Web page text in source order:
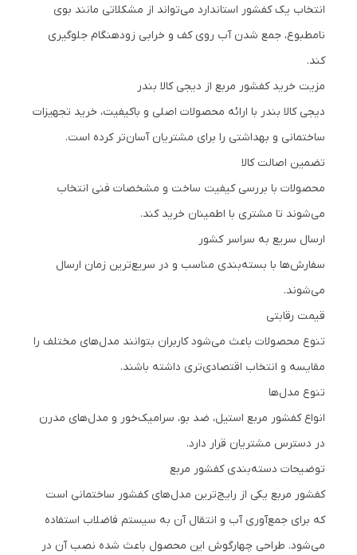
انتخاب یک کفشور استاندارد می‌تواند از مشکلاتی مانند بوی
نامطبوع، جمع شدن آب روی کف و خرابی زودهنگام جلوگیری
کند.
مزیت خرید کفشور مربع از دیجی کالا بندر
دیجی کالا بندر با ارائه محصولات اصلی و باکیفیت، خرید تجهیزات
ساختمانی و بهداشتی را برای مشتریان آسان‌تر کرده است.
تضمین اصالت کالا
محصولات با بررسی کیفیت ساخت و مشخصات فنی انتخاب
می‌شوند تا مشتری با اطمینان خرید کند.
ارسال سریع به سراسر کشور
سفارش‌ها با بسته‌بندی مناسب و در سریع‌ترین زمان ارسال
می‌شوند.
قیمت رقابتی
تنوع محصولات باعث می‌شود کاربران بتوانند مدل‌های مختلف را
مقایسه و انتخاب اقتصادی‌تری داشته باشند.
تنوع مدل‌ها
انواع کفشور مربع استیل، ضد بو، سرامیک‌خور و مدل‌های مدرن
در دسترس مشتریان قرار دارد.
توضیحات دسته‌بندی کفشور مربع
کفشور مربع یکی از رایج‌ترین مدل‌های کفشور ساختمانی است
که برای جمع‌آوری آب و انتقال آن به سیستم فاضلاب استفاده
می‌شود. طراحی چهارگوش این محصول باعث شده نصب آن در